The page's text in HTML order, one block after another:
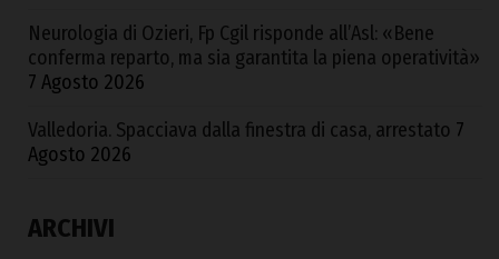
Neurologia di Ozieri, Fp Cgil risponde all’Asl: «Bene
conferma reparto, ma sia garantita la piena operatività»
7 Agosto 2026
Valledoria. Spacciava dalla finestra di casa, arrestato 7
Agosto 2026
ARCHIVI